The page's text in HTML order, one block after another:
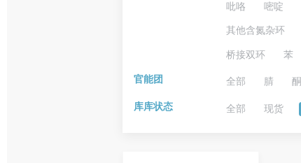
吡咯 嘧啶
其他含氮杂环
桥接双环 苯
官能团 全部 腈 酮
库库状态 全部 现货